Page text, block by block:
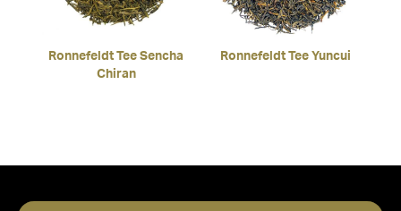
Ronnefeldt Tee Sencha
Chiran
Ronnefeldt Tee Yuncui